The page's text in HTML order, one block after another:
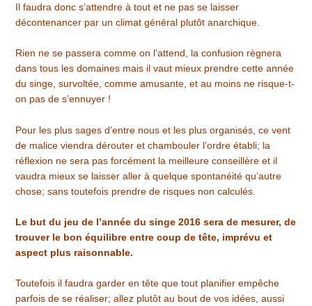
Il faudra donc s’attendre à tout et ne pas se laisser
décontenancer par un climat général plutôt anarchique.
Rien ne se passera comme on l’attend, la confusion règnera
dans tous les domaines mais il vaut mieux prendre cette année
du singe, survoltée, comme amusante, et au moins ne risque-t-
on pas de s’ennuyer !
Pour les plus sages d’entre nous et les plus organisés, ce vent
de malice viendra dérouter et chambouler l’ordre établi; la
réflexion ne sera pas forcément la meilleure conseillère et il
vaudra mieux se laisser aller à quelque spontanéité qu’autre
chose; sans toutefois prendre de risques non calculés.
Le but du jeu de l’année du singe 2016 sera de mesurer, de
trouver le bon équilibre entre coup de tête, imprévu et
aspect plus raisonnable.
Toutefois il faudra garder en tête que tout planifier empêche
parfois de se réaliser; allez plutôt au bout de vos idées, aussi